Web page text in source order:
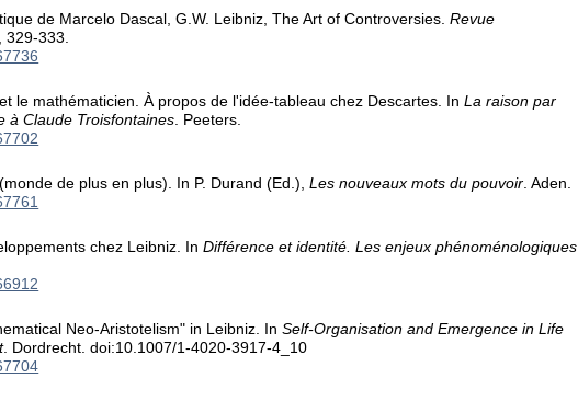
de Marcelo Dascal, G.W. Leibniz, The Art of Controversies.Revue
, 329-333.
le mathématicien. À propos de l'idée-tableau chez Descartes. InLa raison par
à Claude Troisfontaines. Peeters.
de plus en plus). In P. Durand (Ed.),Les nouveaux mots du pouvoir. Aden.
chez Leibniz. InDifférence et identité. Les enjeux phénoménologiques
Neo-Aristotelism" in Leibniz. InSelf-Organisation and Emergence in Life
. Dordrecht. doi:10.1007/1-4020-3917-4_10